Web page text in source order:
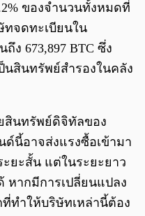
ของจำนวนทั้งหมดที่
ทจดทะเบียนใน
ง 673,897 BTC ซึ่ง
นสินทรัพย์สำรองในคลัง
สินทรัพย์ดิจิทัลของ
นด์นี้อาจส่งแรงซื้อเข้ามา
ยะสั้น แต่ในระยะยาว
หากมีการเปลี่ยนแปลง
ทำให้บริษัทเหล่านี้ต้อง